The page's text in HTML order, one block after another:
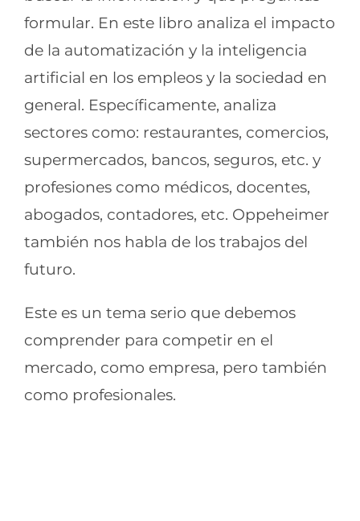
formular. En este libro analiza el impacto
de la automatización y la inteligencia
artificial en los empleos y la sociedad en
general. Específicamente, analiza
sectores como: restaurantes, comercios,
supermercados, bancos, seguros, etc. y
profesiones como médicos, docentes,
abogados, contadores, etc. Oppeheimer
también nos habla de los trabajos del
futuro.
Este es un tema serio que debemos
comprender para competir en el
mercado, como empresa, pero también
como profesionales.